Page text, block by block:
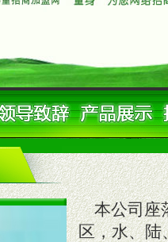
本公司座
区，水、陆